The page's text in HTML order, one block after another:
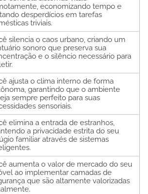
economizando tempo e
desperdícios em tarefas
triviais.
silencia o caos urbano, criando um
sonoro que preserva sua
e o silêncio necessário para
ajusta o clima interno de forma
garantindo que o ambiente
sempre perfeito para suas
sensoriais.
elimina a entrada de estranhos,
a privacidade estrita do seu
familiar através de sistemas
aumenta o valor de mercado do seu
ao implementar camadas de
que são altamente valorizadas